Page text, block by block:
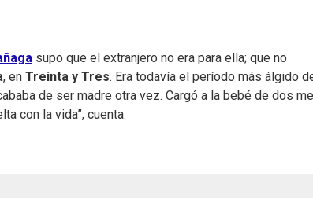
supo que el extranjero no era para ella; que no
, en Treinta y Tres. Era todavía el período más álgido
de ser madre otra vez. Cargó a la bebé de dos
con la vida”, cuenta.